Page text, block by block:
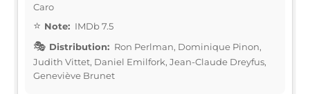
Caro
Note: IMDb 7.5
Distribution: Ron Perlman, Dominique Pinon,
Judith Vittet, Daniel Emilfork, Jean-Claude Dreyfus,
Geneviève Brunet